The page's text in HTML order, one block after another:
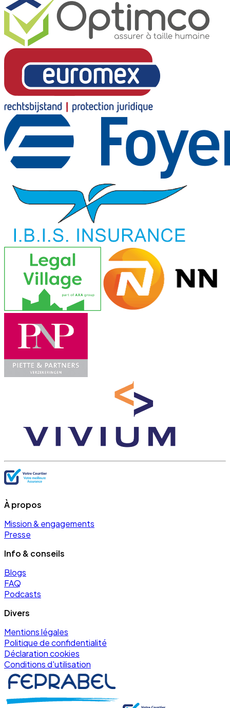
À propos
Mission & engagements
Presse
Info & conseils
Blogs
FAQ
Podcasts
Divers
Mentions légales
Politique de confidentialité
Déclaration cookies
Conditions d'utilisation